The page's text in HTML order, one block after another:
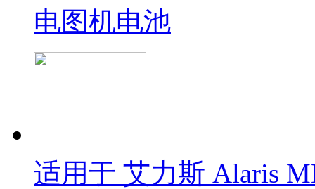
电图机电池
适用于 艾力斯 Alaris